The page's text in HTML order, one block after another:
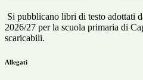
Si pubblicano libri di testo adottati
2026/27 per la scuola primaria di
scaricabili.
Allegati